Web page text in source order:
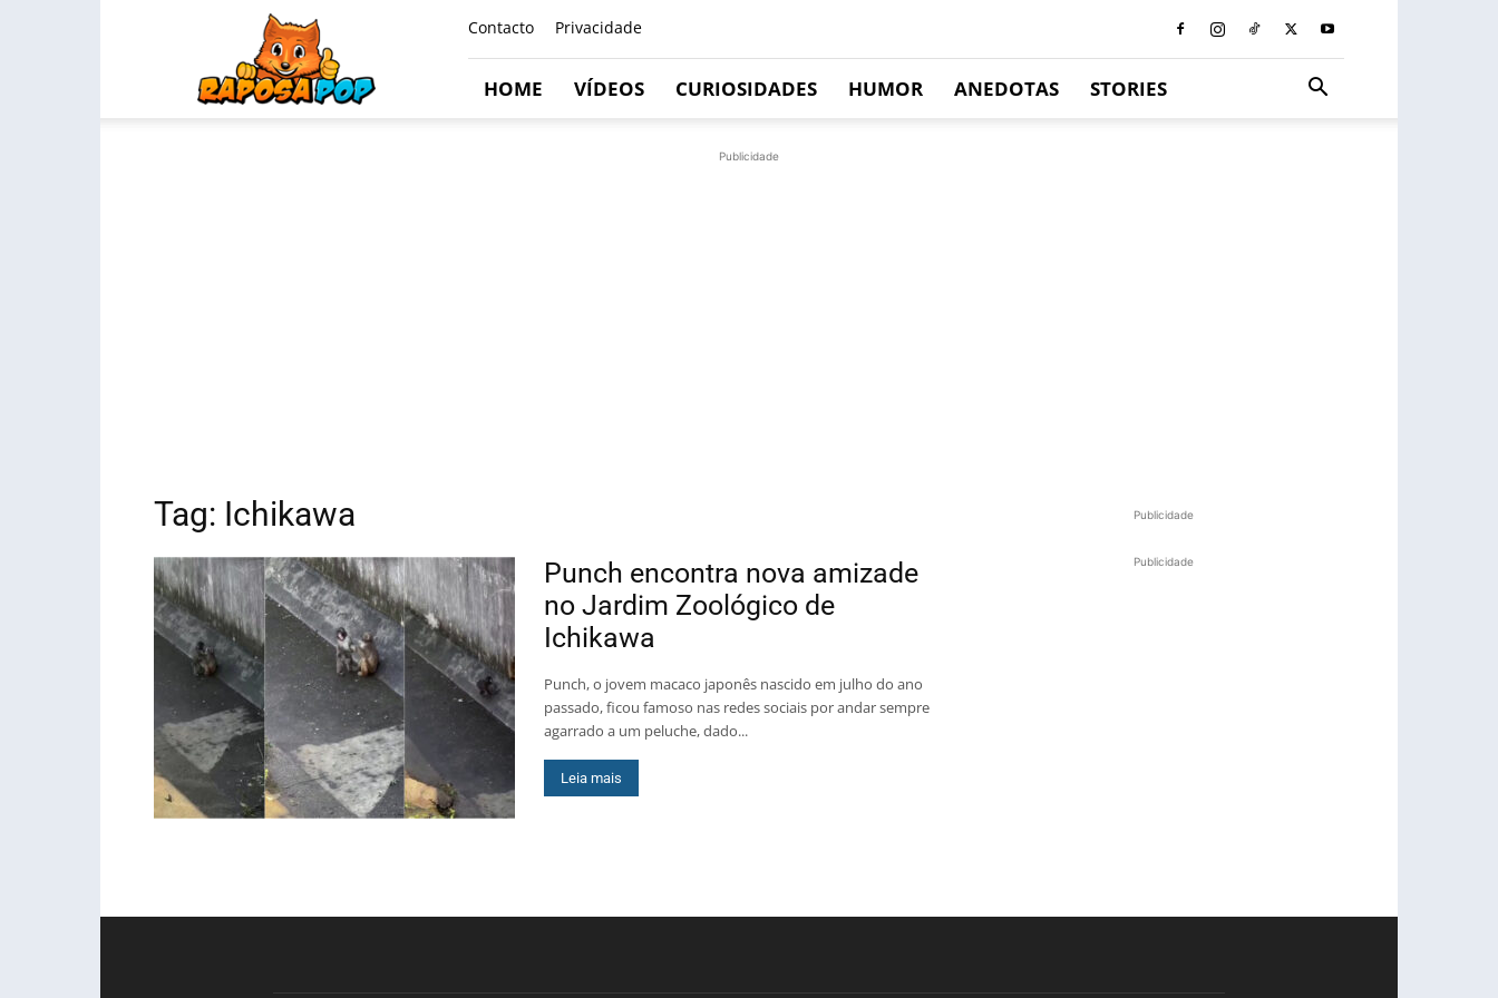
Contacto Privacidade
HOME VÍDEOS CURIOSIDADES HUMOR ANEDOTAS STORIES
Publicidade
Tag: Ichikawa
Punch encontra nova amizade
no Jardim Zoológico de
Ichikawa
Punch, o jovem macaco japonês nascido em julho do ano
passado, ficou famoso nas redes sociais por andar sempre
agarrado a um peluche, dado...
Leia mais
Publicidade
Publicidade